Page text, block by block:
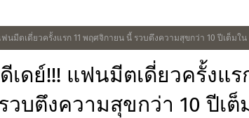
นมีตเดี่ยวครั้งแรก 11 พฤศจิกายน นี้ รวบตึงความสุขกว่า 10 ปีเต็มใน
ดย์!!! แฟนมีตเดี่ยวครั้งแร
บตึงความสุขกว่า 10 ปีเต็